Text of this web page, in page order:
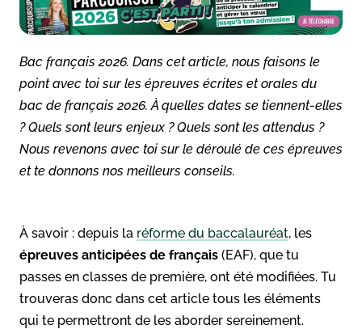
Bac français 2026. Dans cet article, nous faisons le
point avec toi sur les épreuves écrites et orales du
bac de français 2026. À quelles dates se tiennent-elles
? Quels sont leurs enjeux ? Quels sont les attendus ?
Nous revenons avec toi sur le déroulé de ces épreuves
et te donnons nos meilleurs conseils.
À savoir : depuis la réforme du baccalauréat, les
épreuves anticipées de français (EAF), que tu
passes en classes de première, ont été modifiées. Tu
trouveras donc dans cet article tous les éléments
qui te permettront de les aborder sereinement.